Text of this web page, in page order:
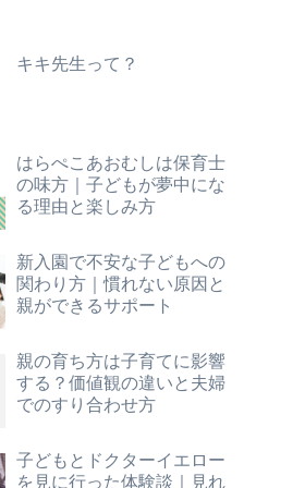
キキ先生って？
はらぺこあおむしは保育士
の味方｜子どもが夢中にな
る理由と楽しみ方
新入園で不安な子どもへの
関わり方｜慣れない原因と
親ができるサポート
親の育ち方は子育てに影響
する？価値観の違いと夫婦
でのすり合わせ方
子どもとドクターイエロー
を見に行った体験談｜見れ